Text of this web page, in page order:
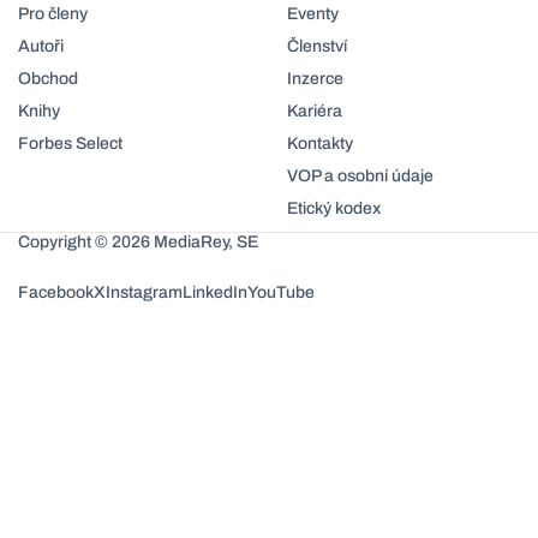
Pro členy
Autoři
Obchod
Knihy
Forbes Select
Eventy
Členství
Inzerce
Kariéra
Kontakty
VOP a osobní údaje
Etický kodex
Copyright © 2026 MediaRey, SE
FacebookXInstagramLinkedInYouTube